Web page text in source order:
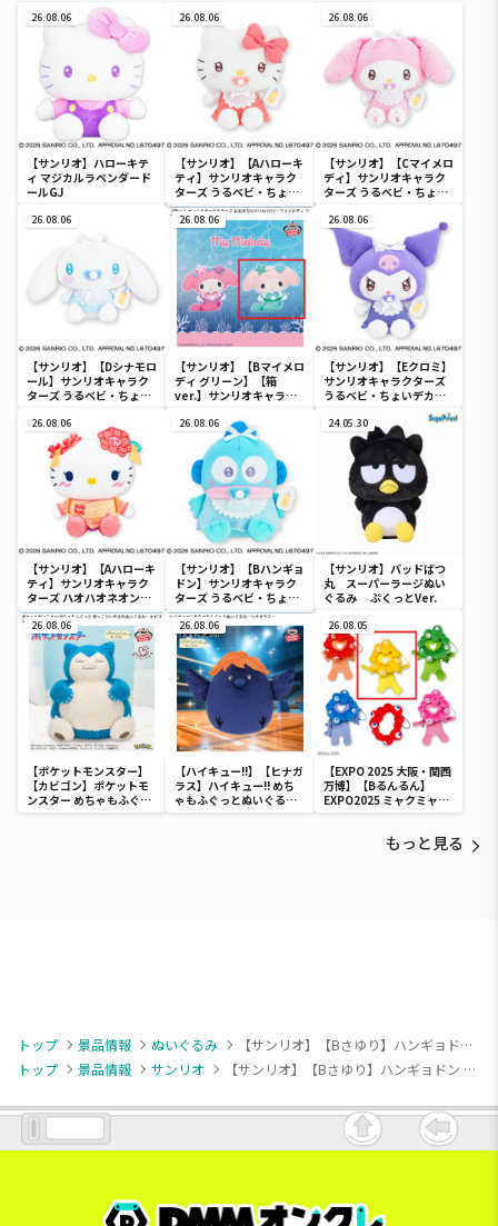
26.08.06
【サンリオ】ハローキテ
ィ マジカルラベンダード
ールGJ
26.08.06
【サンリオ】【Aハローキ
ティ】サンリオキャラク
ターズ うるベビ・ちょい
デカドール
26.08.06
【サンリオ】【Cマイメロ
ディ】サンリオキャラク
ターズ うるベビ・ちょい
26.08.06
【サンリオ】【Dシナモロ
ール】サンリオキャラク
ターズ うるベビ・ちょい
26.08.06
【サンリオ】【Bマイメロ
ディ グリーン】【箱
ver.】サンリオキャラク
SOFVIMATES～マイメロ
ディ マーメイドver. ～
26.08.06
【サンリオ】【Eクロミ】
サンリオキャラクターズ
うるベビ・ちょいデカド
26.08.06
【サンリオ】【Aハローキ
ティ】サンリオキャラク
ターズ ハオハオネオンタ
ウンドールBIGタイプ1
26.08.06
【サンリオ】【Bハンギョ
ドン】サンリオキャラク
ターズ うるベビ・ちょい
デカドール
24.05.30
【サンリオ】バッドばつ
丸 スーパーラージぬい
ぐるみ ぷくっとVer.
26.08.06
【ポケットモンスター】
【カビゴン】ポケットモ
ンスター めちゃもふぐっ
と ほっこりいやされぬい
26.08.06
【ハイキュー!!】【ヒナガ
ラス】ハイキュー!! めち
ゃもふぐっとぬいぐるみ
～ヒナガラス～
26.08.05
【EXPO 2025 大阪・関西
万博】【Bるんるん】
EXPO2025 ミャクミャク
カラフルゴム紐付きぬい
もっと見る
トップ 景品情報 ぬいぐるみ
【サンリオ】【Bさゆり】ハンギョドン まえならえ！ぬいぐるみ
トップ
景品情報 サンリオ 【サンリオ】【Bさゆり】ハンギョドン まえならえ！ぬいぐるみ